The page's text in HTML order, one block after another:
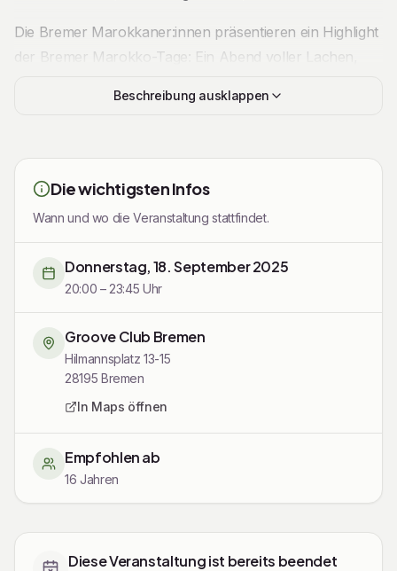
Die Bremer Marokkaner:innen präsentieren ein Highlight
der Bremer Marokko-Tage: Ein Abend voller Lachen,
Programmen, steht an diesem Abend live auf der Bühne
– klug, herzlich und urkomisch. In seiner Show verbindet
er mitreißende Stand-up-Comedy mit persönlichen
Geschichten und kulturellen Perspektiven.
Im Anschluss an die Show feiern wir gemeinsam weiter
bei derMoroccan Nightmit orientalischen Beats, Tanz
und einer Atmosphäre, die dich direkt nach Marrakesch
versetzt.
🎉 Das erwartet dich:
Live-Comedy mit Benaissa Lamroubal
Orientalische Tanzmusik & Party
Jetzt Tickets sichern – die Plätze sind begrenzt!
Beschreibung ausklappen
Die wichtigsten Infos
Wann und wo die Veranstaltung stattfindet.
Donnerstag, 18. September 2025
20:00 – 23:45 Uhr
Groove Club Bremen
Hilmannsplatz 13-15
28195 Bremen
In Maps öffnen
Empfohlen ab
16 Jahren
Diese Veranstaltung ist bereits beendet